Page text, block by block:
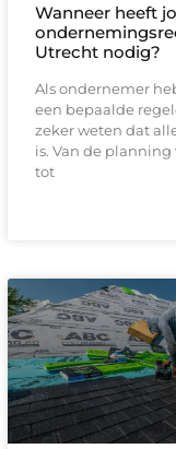
Wanneer heeft
Utrecht nodig?
Als ondernemer
een bepaalde
zeker weten dat
is. Van de
tot